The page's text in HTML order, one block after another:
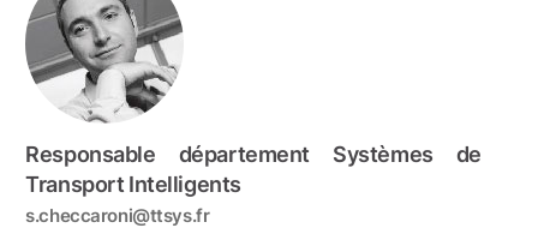
Responsable département Systèmes de
Transport Intelligents
s.checcaroni@ttsys.fr